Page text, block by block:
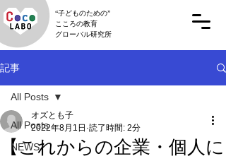
“子どものための”
こころの教育
グローバル研究所
記事
All Posts
NEWS
All Posts
【これからの企業・個人に
オズとも子
2022年8月1日 読了時間: 2分